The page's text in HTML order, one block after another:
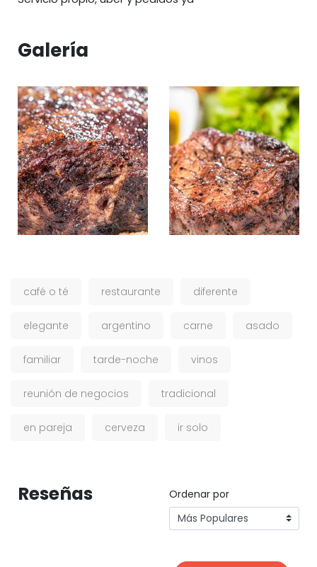
Galería
café o té restaurante diferente
elegante argentino carne asado
familiar tarde-noche vinos
reunión de negocios tradicional
en pareja cerveza ir solo
Reseñas Ordenar por